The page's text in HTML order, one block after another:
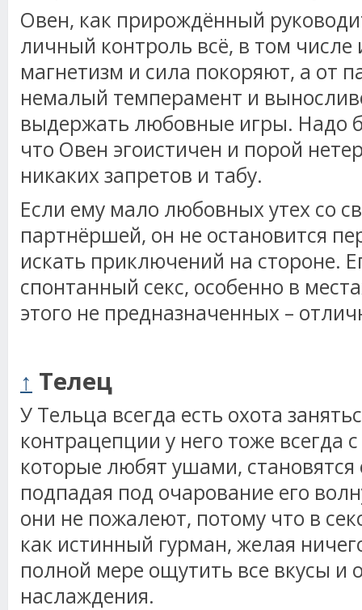
Овен, как прирождённый
личный контроль всё, в том числе
магнетизм и сила покоряют, а от
немалый темперамент и
выдержать любовные игры. Надо
что Овен эгоистичен и порой
никаких запретов и табу.
Если ему мало любовных утех со
партнёршей, он не остановится
искать приключений на стороне.
спонтанный секс, особенно в
этого не предназначенных –
↑ Телец
У Тельца всегда есть охота
контрацепции у него тоже всегда
которые любят ушами, становятся
подпадая под очарование его
они не пожалеют, потому что в
как истинный гурман, желая
полной мере ощутить все вкусы и
наслаждения.